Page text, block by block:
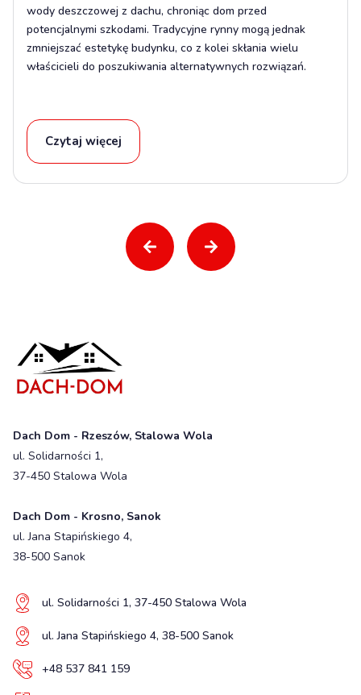
wody deszczowej z dachu, chroniąc dom przed
potencjalnymi szkodami. Tradycyjne rynny mogą jednak
zmniejszać estetykę budynku, co z kolei skłania wielu
właścicieli do poszukiwania alternatywnych rozwiązań.
Czytaj więcej
Dach Dom - Rzeszów, Stalowa Wola
ul. Solidarności 1,
37-450 Stalowa Wola
Dach Dom - Krosno, Sanok
ul. Jana Stapińskiego 4,
38-500 Sanok
ul. Solidarności 1, 37-450 Stalowa Wola
ul. Jana Stapińskiego 4, 38-500 Sanok
+48 537 841 159